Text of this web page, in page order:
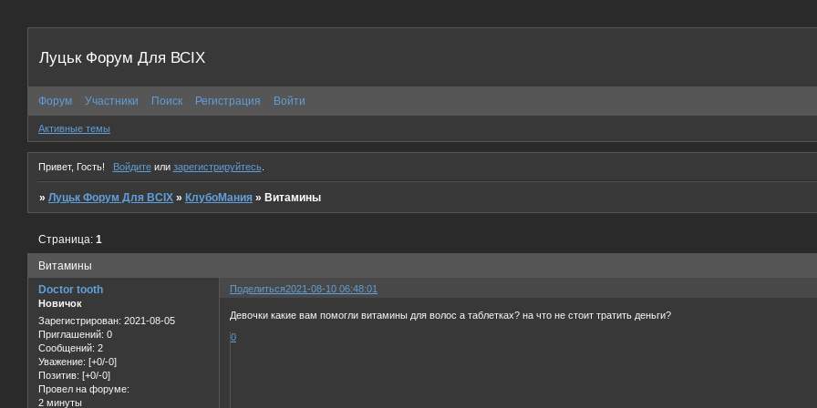
Луцьк Форум Для ВСІХ
Форум Участники Поиск Регистрация Войти
Активные темы
Привет, Гость! Войдитеили зарегистрируйтесь.
»Луцьк Форум Для ВСІХ »КлубоМания »Витамины
Витамины
Страница:1
Поделиться2021-08-10 06:48:01
Doctor tooth
Новичок
Зарегистрирован: 2021-08-05
Приглашений: 0
Сообщений: 2
Уважение: [+0/-0]
Позитив: [+0/-0]
Провел на форуме:
2 минуты
Девочки какие вам помогли витамины для волос а таблетках? на что не стоит тратить деньги?
0